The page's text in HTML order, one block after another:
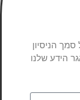
הניסיון
הידע שלנו